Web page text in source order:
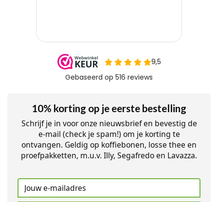
10% korting op je eerste bestelling
Schrijf je in voor onze nieuwsbrief en bevestig de
e-mail (check je spam!) om je korting te
ontvangen. Geldig op koffiebonen, losse thee en
proefpakketten, m.u.v. Illy, Segafredo en Lavazza.